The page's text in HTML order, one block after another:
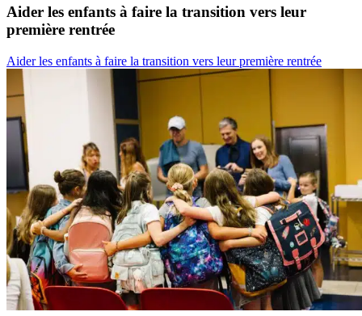
Aider les enfants à faire la transition vers leur
première rentrée
Aider les enfants à faire la transition vers leur première rentrée